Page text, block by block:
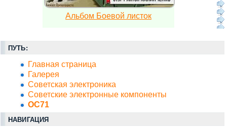
Альбом Боевой листок
ПУТЬ:
Главная страница
Галерея
Советская электроника
Советские электронные компоненты
OC71
НАВИГАЦИЯ